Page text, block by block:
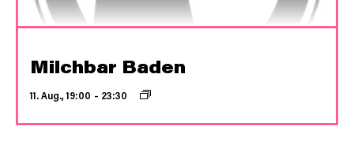
Milchbar Baden
11. Aug., 19:00 – 23:30